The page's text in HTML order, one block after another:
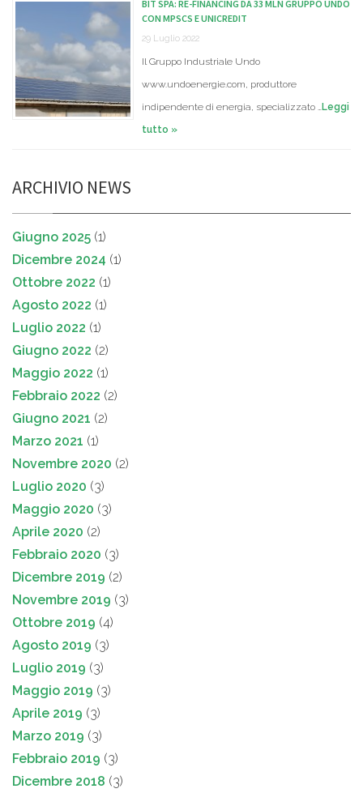
BIT SPA: RE-FINANCING DA 33 MLN GRUPPO UNDO
CON MPSCS E UNICREDIT
29 Luglio 2022
Il Gruppo Industriale Undo
www.undoenergie.com, produttore
indipendente di energia, specializzato … Leggi
tutto »
ARCHIVIO NEWS
Giugno 2025 (1)
Dicembre 2024 (1)
Ottobre 2022 (1)
Agosto 2022 (1)
Luglio 2022 (1)
Giugno 2022 (2)
Maggio 2022 (1)
Febbraio 2022 (2)
Giugno 2021 (2)
Marzo 2021 (1)
Novembre 2020 (2)
Luglio 2020 (3)
Maggio 2020 (3)
Aprile 2020 (2)
Febbraio 2020 (3)
Dicembre 2019 (2)
Novembre 2019 (3)
Ottobre 2019 (4)
Agosto 2019 (3)
Luglio 2019 (3)
Maggio 2019 (3)
Aprile 2019 (3)
Marzo 2019 (3)
Febbraio 2019 (3)
Dicembre 2018 (3)